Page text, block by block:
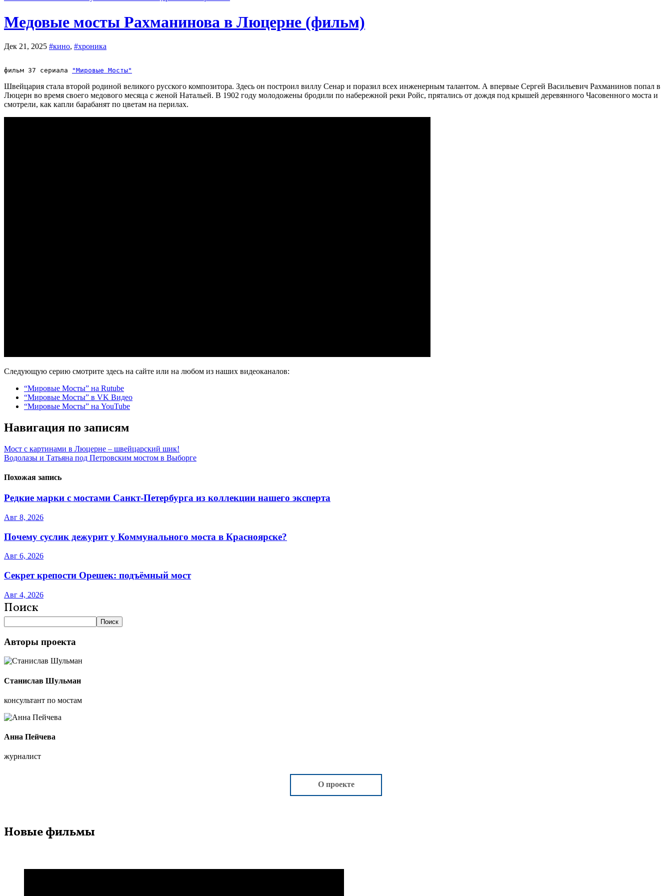
Медовые мосты Рахманинова в Люцерне (фильм)
Дек 21, 2025 #кино, #хроника
фильм 37 сериала "Мировые Мосты"
Швейцария стала второй родиной великого русского композитора. Здесь он построил виллу Сенар и поразил всех инженерным талантом. А впервые Сергей Васильевич Рахманинов попал в
Люцерн во время своего медового месяца с женой Натальей. В 1902 году молодожены бродили по набережной реки Ройс, прятались от дождя под крышей деревянного Часовенного моста и
смотрели, как капли барабанят по цветам на перилах.
Следующую серию смотрите здесь на сайте или на любом из наших видеоканалов:
“Мировые Мосты” на Rutube
“Мировые Мосты” в VK Видео
“Мировые Мосты” на YouTube
Навигация по записям
Мост с картинами в Люцерне – швейцарский шик!
Водолазы и Татьяна под Петровским мостом в Выборге
Похожая запись
Редкие марки с мостами Санкт-Петербурга из коллекции нашего эксперта
Авг 8, 2026
Почему суслик дежурит у Коммунального моста в Красноярске?
Авг 6, 2026
Секрет крепости Орешек: подъёмный мост
Авг 4, 2026
Поиск
Поиск
Авторы проекта
Станислав Шульман
консультант по мостам
Анна Пейчева
журналист
О проекте
Новые фильмы